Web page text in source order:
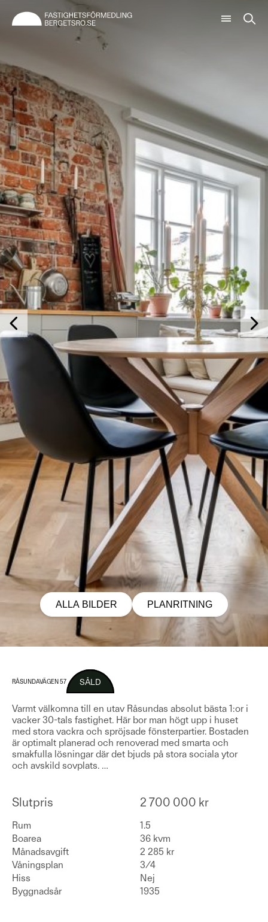
ALLA BILDER PLANRITNING
RÅSUNDAVÄGEN 57 SÅLD
Varmt välkomna till en utav Råsundas absolut bästa 1:or i
vacker 30-tals fastighet. Här bor man högt upp i huset
med stora vackra och spröjsade fönsterpartier. Bostaden
är optimalt planerad och renoverad med smarta och
smakfulla lösningar där det bjuds på stora sociala ytor
och avskild sovplats. …
Slutpris 2 700 000 kr
Rum
1.5
Boarea
36 kvm
Månadsavgift
2 285 kr
Våningsplan
3/4
Hiss
Nej
Byggnadsår
1935